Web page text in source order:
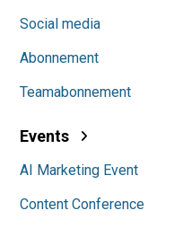
Social media
Abonnement
Teamabonnement
Events
AI Marketing Event
Content Conference